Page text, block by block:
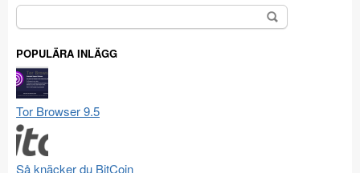
Sök
efter:
POPULÄRA INLÄGG
Tor Browser 9.5
Så knäcker du BitCoin